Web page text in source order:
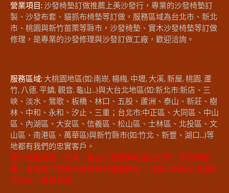
營業項目: 沙發椅墊訂做推薦上美沙發行，專業的沙發椅墊訂
製、沙發布套、貓抓布椅墊等訂做，服務區域為台北市、新北
市、桃園與新竹苗栗等縣市，沙發椅墊、實木沙發椅墊等訂做
修理，是專業的沙發修理與沙發訂做工廠，歡迎洽詢。
服務區域: 大桃園地區(如:南崁, 楊梅, 中壢, 大溪, 新屋, 桃園, 蘆
竹, 八德, 平鎮, 觀音, 龜山...)與大台北地區(如:新北市:新店、三
峽、淡水、鶯歌、板橋、林口、五股、蘆洲、泰山、新莊、樹
林、中和、永和、汐止、三重；台北市:中正區、大同區、中山
區、內湖區、大安區、信義區、松山區、士林區、北投區、文
山區、南港區、萬華區)與新竹縣市(如:竹北、新豐、湖口...)等
地都有我們的忠實客戶。
新竹地區關西、竹東、香山以及苗栗地區的竹南、頭份等鄉
鎮，考量客戶委託沙發修理的運送費用，目前以靠近交流道附
近為主。敬請見諒！